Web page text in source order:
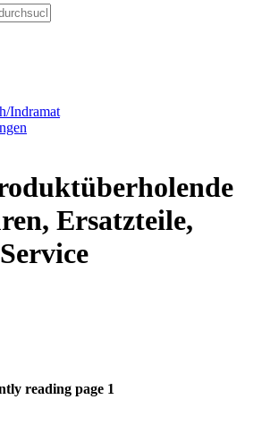
Indramat
Ersatzteile,
reading page 1